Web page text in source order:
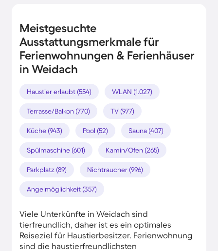
Meistgesuchte
Ausstattungsmerkmale für
Ferienwohnungen & Ferienhäuser
in Weidach
Haustier erlaubt (554) WLAN (1.027)
Terrasse/Balkon (770) TV (977)
Küche (943) Pool (52) Sauna (407)
Spülmaschine (601) Kamin/Ofen (265)
Parkplatz (89) Nichtraucher (996)
Angelmöglichkeit (357)
Viele Unterkünfte in Weidach sind
tierfreundlich, daher ist es ein optimales
Reiseziel für Haustierbesitzer. Ferienwohnung
sind die haustierfreundlichsten